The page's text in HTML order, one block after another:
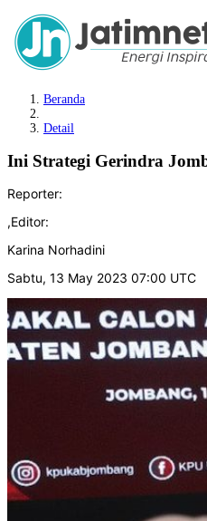
Beranda
Detail
Ini Strategi Gerindra
Reporter:
,Editor:
Karina Norhadini
Sabtu, 13 May 2023 07:00 UTC